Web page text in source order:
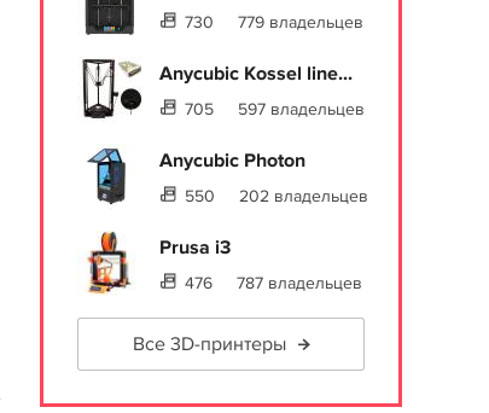
730 779 владельцев
Anycubic Kossel line...
705 597 владельцев
Anycubic Photon
550 202 владельцев
Prusa i3
476 787 владельцев
Все 3D-принтеры